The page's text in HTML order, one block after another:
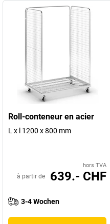
Roll-conteneur en acier
L x l 1200 x 800 mm
hors TVA
à partir de 639.- CHF
3-4 Wochen